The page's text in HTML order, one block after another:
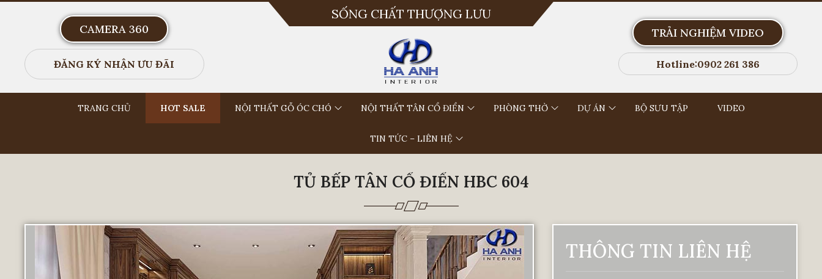
CAMERA 360
ĐĂNG KÝ NHẬN ƯU ĐÃI
SỐNG CHẤT THƯỢNG LƯU
TRẢI NGHIỆM VIDEO
Hotline:0902 261 386
TRANG CHỦ HOT SALE NỘI THẤT GỖ ÓC CHÓ NỘI THẤT TÂN CỔ ĐIỂN PHÒNG THỜ DỰ ÁN BỘ SƯU TẬP VIDEO
TIN TỨC – LIÊN HỆ
TỦ BẾP TÂN CỔ ĐIỂN HBC 604
THÔNG TIN LIÊN HỆ